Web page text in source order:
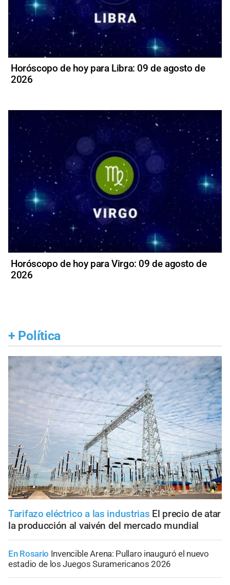
Horóscopo de hoy para Libra: 09 de agosto de
2026
Horóscopo de hoy para Virgo: 09 de agosto de
2026
+ Política
Tarifazo eléctrico a las industrias El precio de atar
la producción al vaivén del mercado mundial
En Rosario Invencible Arena: Pullaro inauguró el nuevo
estadio de los Juegos Suramericanos 2026